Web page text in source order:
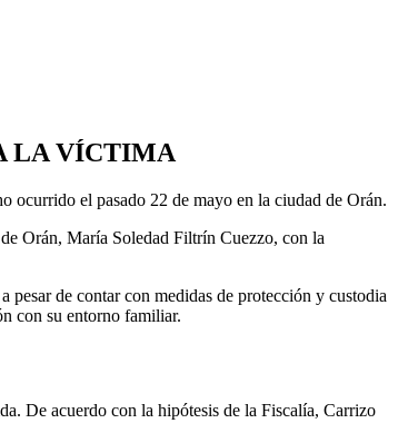
LA VÍCTIMA
ocurrido el pasado 22 de mayo en la ciudad de Orán.
Orán, María Soledad Filtrín Cuezzo, con la
de contar con medidas de protección y custodia
con su entorno familiar.
De acuerdo con la hipótesis de la Fiscalía, Carrizo